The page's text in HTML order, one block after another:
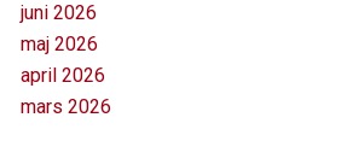
juni 2026
maj 2026
april 2026
mars 2026